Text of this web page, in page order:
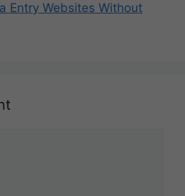
Entry Websites Without